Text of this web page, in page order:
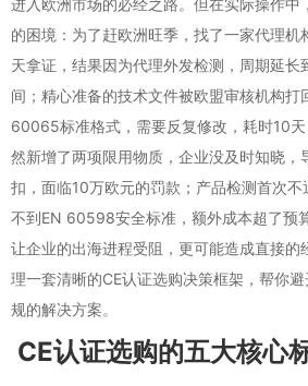
进入欧洲市场的必经之路。但在实际操作中
的困境：为了赶欧洲旺季，找了一家代理机
天拿证，结果因为代理外发检测，周期延
间；精心准备的技术文件被欧盟审核机构打
60065标准格式，需要反复修改，耗时10
然新增了两项限用物质，企业没及时知晓，
扣，面临10万欧元的罚款；产品检测首次
不到EN 60598安全标准，额外成本超了预
让企业的出海进程受阻，更可能造成直接的
理一套清晰的CE认证选购决策框架，帮你
规的解决方案。
CE认证选购的五大核心